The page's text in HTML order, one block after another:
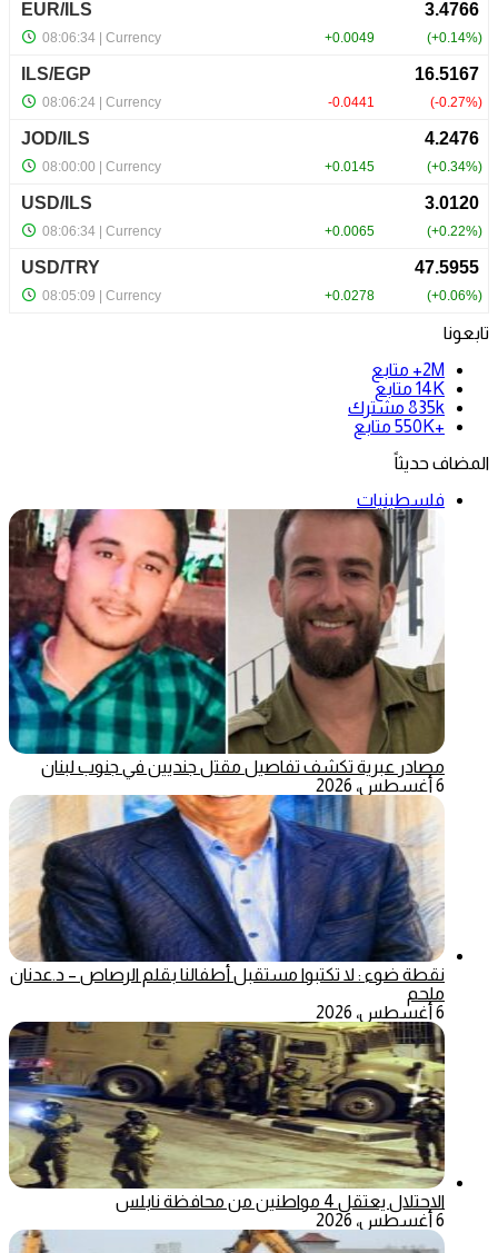
تابعونا
2M+
متابع
14K متابع
835k مشترك
+550K
متابع
المضاف حديثاً
فلسطينيات
مصادر عبرية تكشف تفاصيل مقتل جنديين في جنوب لبنان
6 أغسطس، 2026
نقطة ضوء : لا تكتبوا مستقبل أطفالنا بقلم الرصاص – د.عدنان
ملحم
6 أغسطس، 2026
الاحتلال يعتقل 4 مواطنين من محافظة نابلس
6 أغسطس، 2026